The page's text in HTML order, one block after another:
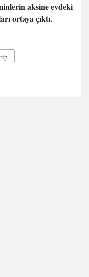
aksine evdeki
ortaya çıktı.